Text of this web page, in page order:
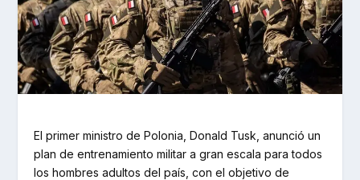
El primer ministro de Polonia, Donald Tusk, anunció un
plan de entrenamiento militar a gran escala para todos
los hombres adultos del país, con el objetivo de